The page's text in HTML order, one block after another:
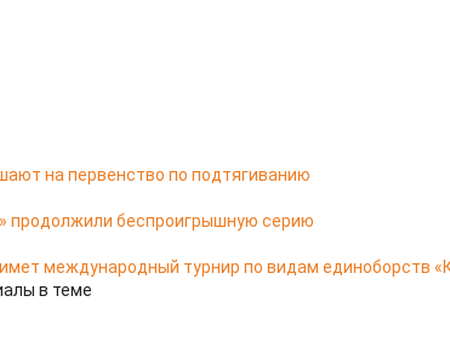
на первенство по подтягиванию
продолжили беспроигрышную серию
международный турнир по видам единоборств
в теме